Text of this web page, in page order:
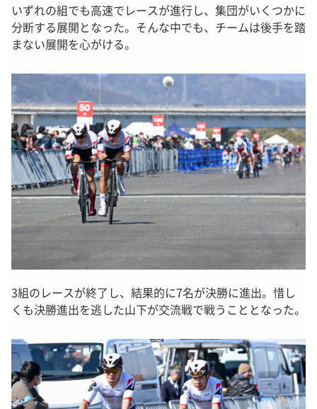
いずれの組でも高速でレースが進行し、集団がいくつかに
分断する展開となった。そんな中でも、チームは後手を踏
まない展開を心がける。
3組のレースが終了し、結果的に7名が決勝に進出。惜し
くも決勝進出を逃した山下が交流戦で戦うこととなった。